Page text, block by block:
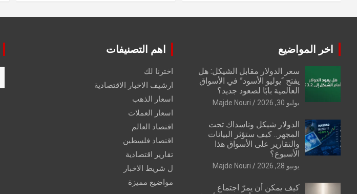
اخر المواضيع
سعر الدولار مقابل الشيكل: هل
يفتح “يوليو الأسود” في الأسواق
العالمية بابًا لصعود جديد؟
يوليو 30, 2026 Majde Nouri
الدولار شيكل وناسداك تحت
المجهر.. كيف ستؤثر البيانات
والتقارير على الأسواق هذا
الأسبوع؟
يونيو 28, 2026 Majde Nouri
كيف يمكن أن يمرّ اجتماع
اهم التصنيفات
اخترنا لك
ارشيف الاخبار الاقتصادية
اسعار الذهب
اسعار العملات
اقتصاد العالم
اقتصاد فلسطين
تقارير اقتصادية
ل شريط الاخبار
مواضيع مميزة